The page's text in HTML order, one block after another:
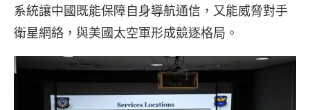
系統讓中國既能保障自身導航通信，又能威脅對手
衛星網絡，與美國太空軍形成競逐格局。